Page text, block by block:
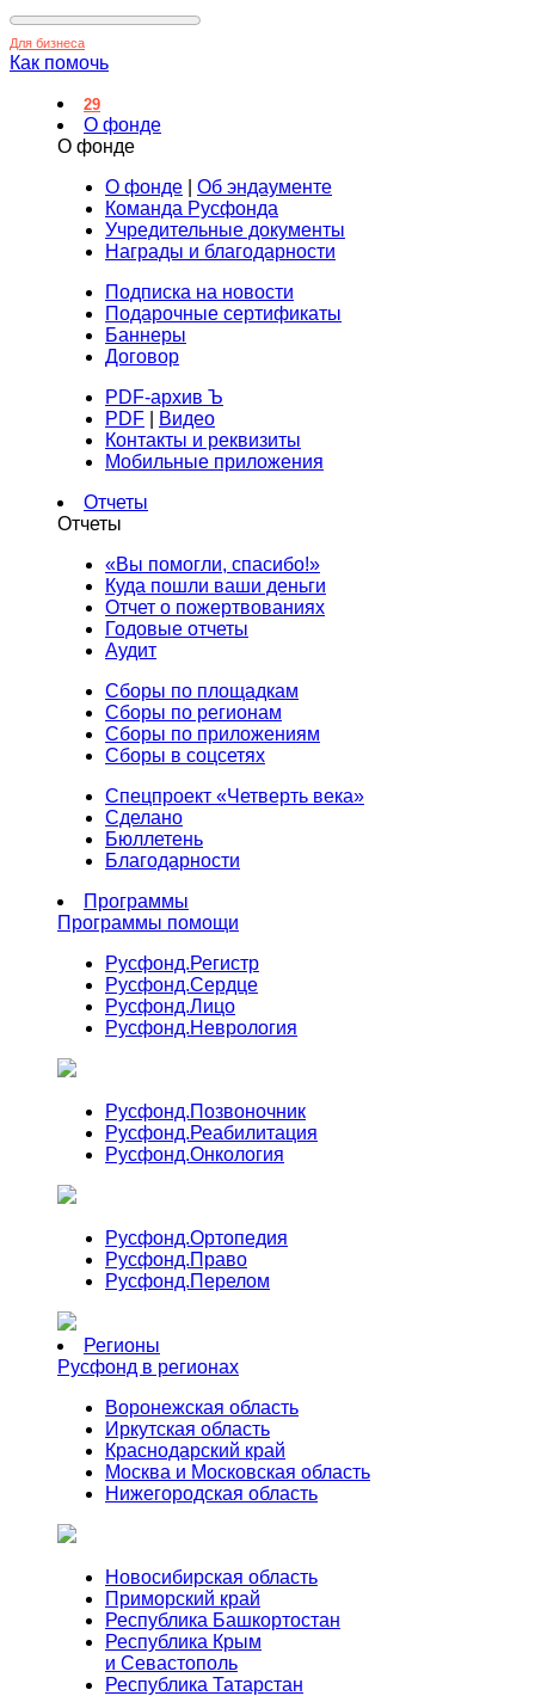
Для бизнеса
Как помочь
29
О фонде
О фонде
О фонде
Об эндаументе
Команда Русфонда
Учредительные документы
Награды и благодарности
Подписка на новости
Подарочные сертификаты
Баннеры
Договор
PDF-архив Ъ
PDF
Видео
Контакты и реквизиты
Мобильные приложения
Отчеты
Отчеты
«Вы помогли, спасибо!»
Куда пошли ваши деньги
Отчет о пожертвованиях
Годовые отчеты
Аудит
Сборы по площадкам
Сборы по регионам
Сборы по приложениям
Сборы в соцсетях
Спецпроект «Четверть века»
Сделано
Бюллетень
Благодарности
Программы
Программы помощи
Русфонд.Регистр
Русфонд.Сердце
Русфонд.Лицо
Русфонд.Неврология
Русфонд.Позвоночник
Русфонд.Реабилитация
Русфонд.Онкология
Русфонд.Ортопедия
Русфонд.Право
Русфонд.Перелом
Регионы
Русфонд в регионах
Воронежская область
Иркутская область
Краснодарский край
Москва и Московская область
Нижегородская область
Новосибирская область
Приморский край
Республика Башкортостан
Республика Крым
и Севастополь
Республика Татарстан